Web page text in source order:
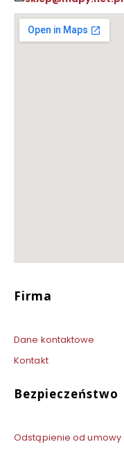
Linki w stopce
Firma
Dane kontaktowe
Kontakt
Bezpieczeństwo
Odstąpienie od umowy